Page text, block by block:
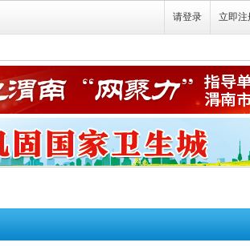
请登录 立即注